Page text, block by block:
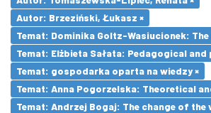
Autor: Brzeziński, Łukasz ×
Temat: Dominika Goltz-Wasiucionek:
Temat: Elżbieta Sałata: Pedagogical
Temat: gospodarka oparta na wiedzy ×
Temat: Anna Pogorzelska: Theoretical
Temat: Andrzej Bogaj: The change of